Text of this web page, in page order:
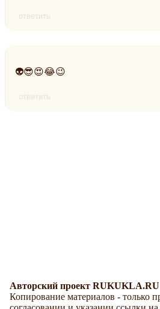
ответить
👽😎😍😂😉
ответить
Авторский проект RUKUKLA.RU
Копирование материалов - только